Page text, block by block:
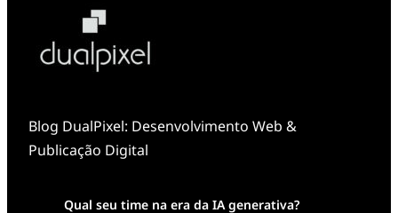
Blog DualPixel: Desenvolvimento Web &
Publicação Digital
Qual seu time na era da IA generativa?